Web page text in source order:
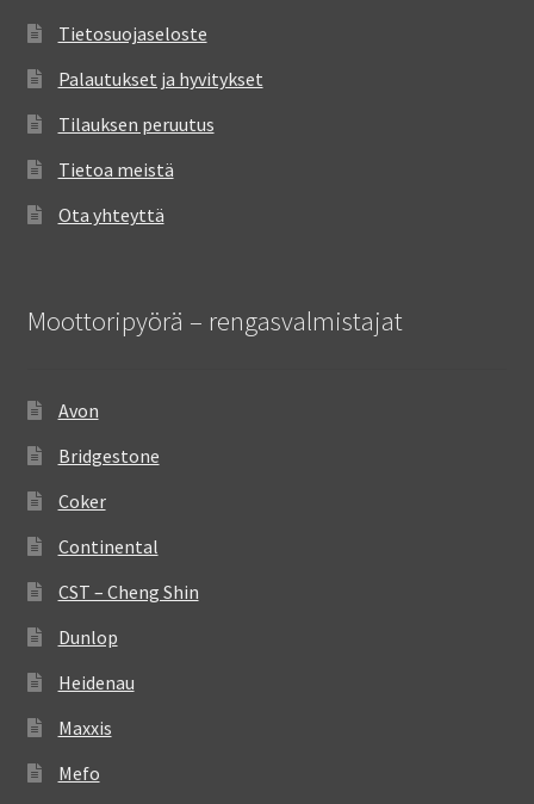
Tietosuojaseloste
Palautukset ja hyvitykset
Tilauksen peruutus
Tietoa meistä
Ota yhteyttä
Moottoripyörä – rengasvalmistajat
Avon
Bridgestone
Coker
Continental
CST – Cheng Shin
Dunlop
Heidenau
Maxxis
Mefo